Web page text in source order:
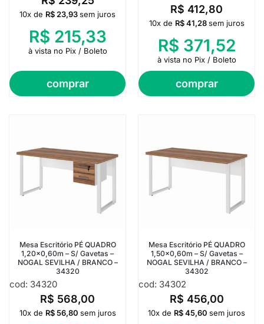
comprar
10x de R$ 23,93sem juros
R$ 215,33
à vista no Pix / Boleto
R$ 412,80
comprar
10x de R$41,28 sem juros
R$ 371,52
à vista no Pix / Boleto
Mesa Escritório PÉ QUADRO
1,20×0,60m – S/ Gavetas –
NOGAL SEVILHA / BRANCO –
34320
cod: 34320
R$ 568,00
10x de R$56,80 sem juros
Mesa Escritório PÉ QUADRO
1,50×0,60m – S/ Gavetas –
NOGAL SEVILHA / BRANCO –
34302
cod: 34302
R$ 456,00
10x de R$45,60 sem juros